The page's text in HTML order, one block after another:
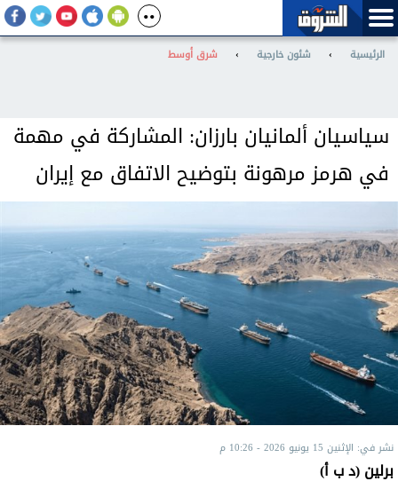
الرئيسية › شئون خارجية › شرق أوسط
سياسيان ألمانيان بارزان: المشاركة في مهمة
في هرمز مرهونة بتوضيح الاتفاق مع إيران
نشر في: الإثنين 15 يونيو 2026 - 10:26 م
برلين (د ب أ)